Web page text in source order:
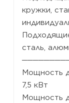
кружки,
сталь,
Мощность
7,5 кВт
Мощность